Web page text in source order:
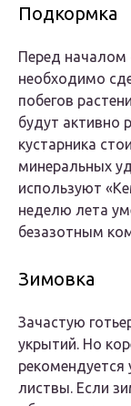
Подкормка
Перед началом
необходимо
побегов
будут активно
кустарника
минеральных
используют
неделю лета
безазотным
Зимовка
Зачастую
укрытий. Но
листвы. Если